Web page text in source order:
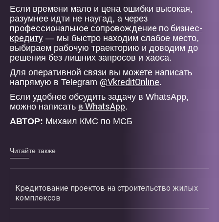
Если времени мало и цена ошибки высокая,
разумнее идти не наугад, а через
профессиональное сопровождение по бизнес-
кредиту — мы быстро находим слабое место,
выбираем рабочую траекторию и доводим до
решения без лишних запросов и хаоса.
Для оперативной связи вы можете написать
напрямую в Telegram @VkreditOnline.
Если удобнее обсудить задачу в WhatsApp,
можно написать в WhatsApp.
АВТОР: Михаил КМС по МСБ
Читайте также
Кредитование проектов на строительство жилых
комплексов